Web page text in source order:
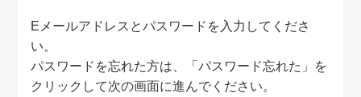
Eメールアドレスとパスワードを入力してくださ
い。
パスワードを忘れた方は、「パスワード忘れた」を
クリックして次の画面に進んでください。